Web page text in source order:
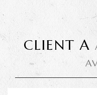
CLIENT A